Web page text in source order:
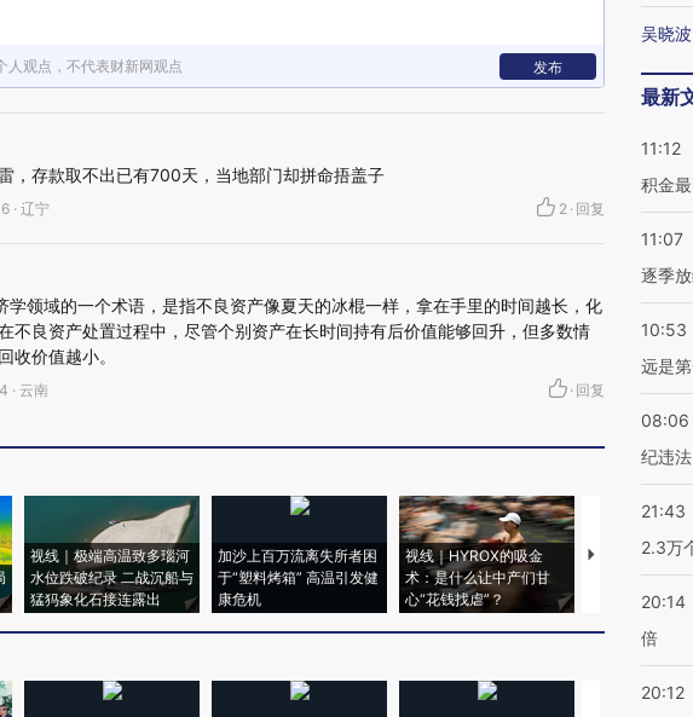
人观点，不代表财新网观点 发布
，存款取不出已有700天，当地部门却拼命捂盖子
· 辽宁 2 · 回复
学领域的一个术语，是指不良资产像夏天的冰棍一样，拿在手里的时间越长，化
不良资产处置过程中，尽管个别资产在长时间持有后价值能够回升，但多数情
收价值越小。
· 云南 · 回复
视线｜极端高温致多瑙河
水位跌破纪录 二战沉船与
猛犸象化石接连露出
加沙上百万流离失所者困
于“塑料烤箱” 高温引发健
康危机
视线｜HYROX的吸金
术：是什么让中产们甘
心“花钱找虐”？
马航飞行员跨
粒摇头丸 尿检
吴晓波
最新
11:12
积金
11:07
逐季
10:53
远是
08:06
纪违
21:43
2.3万
20:14
倍
20:12